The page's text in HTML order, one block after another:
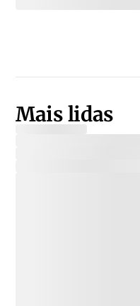
Mais lidas